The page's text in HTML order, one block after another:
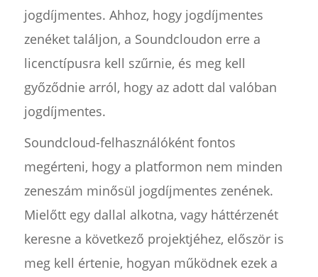
jogdíjmentes. Ahhoz, hogy jogdíjmentes
zenéket találjon, a Soundcloudon erre a
licenctípusra kell szűrnie, és meg kell
győződnie arról, hogy az adott dal valóban
jogdíjmentes.
Soundcloud-felhasználóként fontos
megérteni, hogy a platformon nem minden
zeneszám minősül jogdíjmentes zenének.
Mielőtt egy dallal alkotna, vagy háttérzenét
keresne a következő projektjéhez, először is
meg kell értenie, hogyan működnek ezek a